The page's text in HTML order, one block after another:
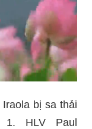
bị sa thải
HLV Paul